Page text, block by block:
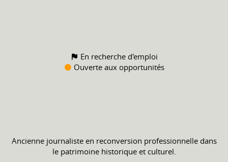
En recherche d'emploi
Ouverte aux opportunités
Ancienne journaliste en reconversion professionnelle dans
le patrimoine historique et culturel.